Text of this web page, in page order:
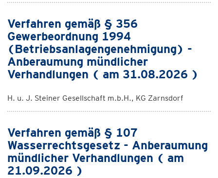
Verfahren gemäß § 356
Gewerbeordnung 1994
(Betriebsanlagengenehmigung) -
Anberaumung mündlicher
Verhandlungen ( am 31.08.2026 )
H. u. J. Steiner Gesellschaft m.b.H., KG Zarnsdorf
Verfahren gemäß § 107
Wasserrechtsgesetz - Anberaumung
mündlicher Verhandlungen ( am
21.09.2026 )